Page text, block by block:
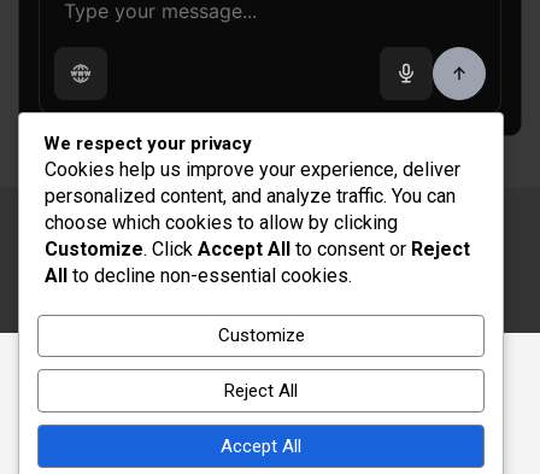
Copyright © 2026Rénovation et Décoration
Thème par :Theme Horse
We respect your privacy
Cookies help us improve your experience, deliver
personalized content, and analyze traffic. You can
choose which cookies to allow by clicking
Customize. Click Accept All to consent or Reject
All to decline non-essential cookies.
Customize
Reject All
Accept All